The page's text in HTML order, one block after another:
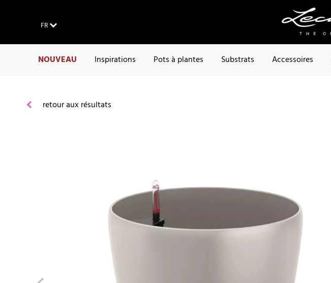
FR
NOUVEAU Inspirations Pots à plantes Substrats Accessoires
retour aux résultats